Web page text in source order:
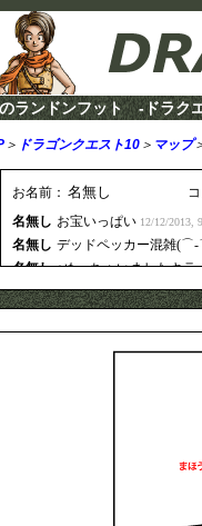
ランドンフット -ドラク
＞ ドラゴンクエスト10 ＞ マップ
お名前：
名無し お宝いっぱい 12/12/2013,
名無し デッドペッカー混雑
名無し ↓めっちゃいましたキラ
名無し まほうのせいすいのあ